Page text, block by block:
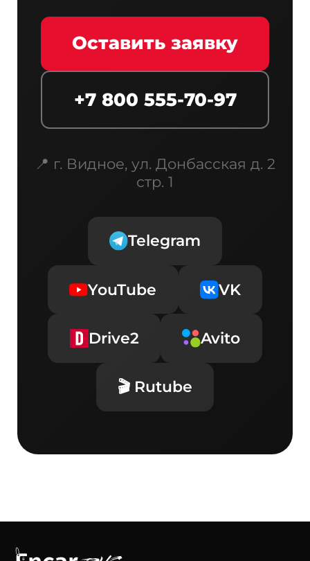
Оставить заявку
+7 800 555-70-97
📍 г. Видное, ул. Донбасская д. 2
стр. 1
Telegram
YouTube VK
Drive2 Avito
🎬 Rutube